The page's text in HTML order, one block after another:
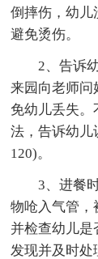
倒摔伤，幼儿
避免烫伤。
2、告诉
来园向老师问
免幼儿丢失。
法，告诉幼儿
120)。
3、进餐
物呛入气管，
并检查幼儿是
发现并及时处